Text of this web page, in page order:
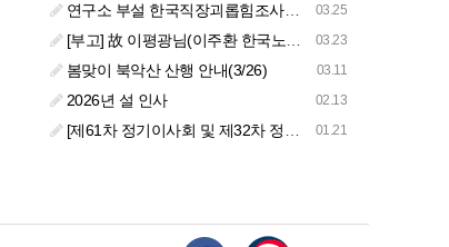
03.25
연구소 부설 한국직장괴롭힘조사센터 '2026년도 주요 사업 안내' (교육/컨설팅)
03.23
[부고] 故 이평광님(이주환 한국노동사회연구소 부소장 부친상)
03.11
봄맞이 북악산 산행 안내(3/26)
02.13
2026년 설 인사
01.21
[제61차 정기이사회 및 제32차 정기총회 합동회의] 개최 안내